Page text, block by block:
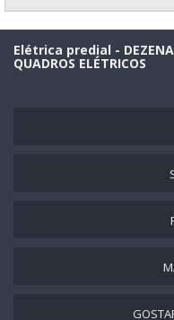
Elétrica predial -
QUADROS ELÉTRICOS